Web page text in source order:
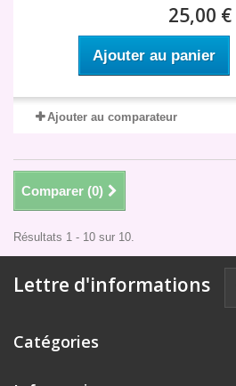
25,00 €
Ajouter au panier
Ajouter au comparateur
Comparer (0)
Résultats 1 - 10 sur 10.
Lettre d'informations
Catégories